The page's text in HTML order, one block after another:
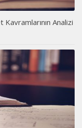
Analizi